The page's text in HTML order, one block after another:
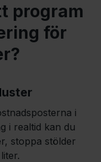
program
för
i
i realtid kan du
stoppa stölder